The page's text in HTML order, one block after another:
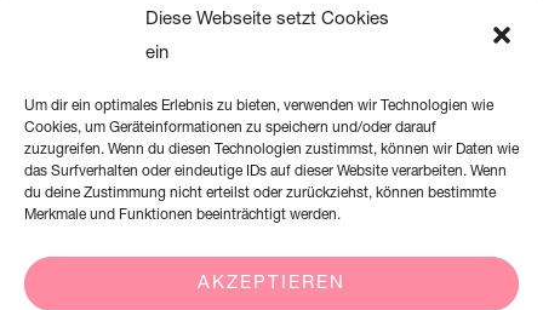
Diese Webseite setzt Cookies
ein
Um dir ein optimales Erlebnis zu bieten, verwenden wir Technologien wie
Cookies, um Geräteinformationen zu speichern und/oder darauf
zuzugreifen. Wenn du diesen Technologien zustimmst, können wir Daten wie
das Surfverhalten oder eindeutige IDs auf dieser Website verarbeiten. Wenn
du deine Zustimmung nicht erteilst oder zurückziehst, können bestimmte
Merkmale und Funktionen beeinträchtigt werden.
AKZEPTIEREN
Creation Willi Geller Deutschland GmbH